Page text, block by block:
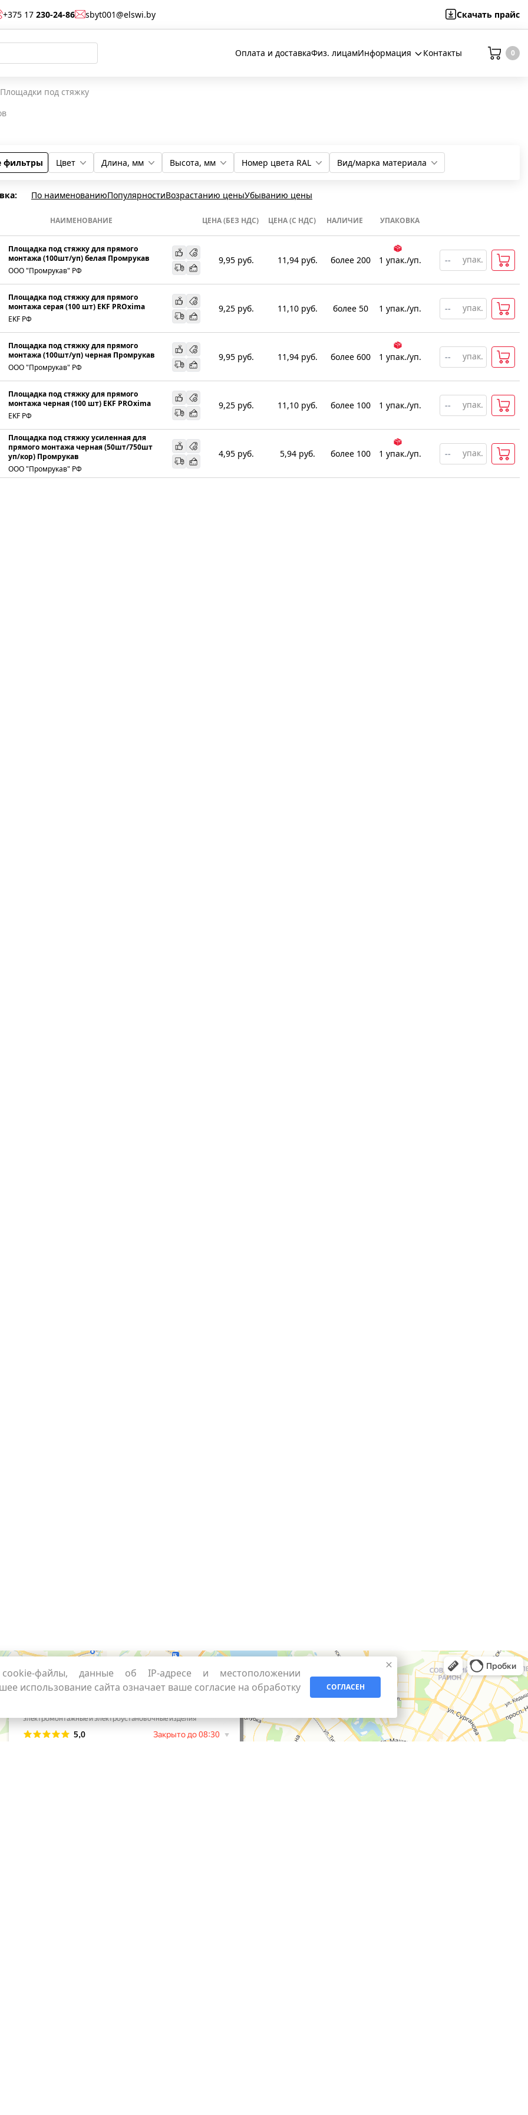
+375 17 230-24-86 sbyt001@elswi.by Скачать прайс
Оплата и доставкаФиз. лицамИнформация Контакты 0
файлы, данные об IP-адресе и местоположении
использование сайта означает ваше согласие на обработку
СОГЛАСЕН
Площадки под стяжку
фильтры
Цвет
Длина, мм
Высота, мм
Номер цвета RAL
Вид/марка материала
По наименованиюПопулярностиВозрастанию ценыУбыванию цены
НАИМЕНОВАНИЕ ЦЕНА (БЕЗ НДС) ЦЕНА (С НДС) НАЛИЧИЕ УПАКОВКА
Площадка под стяжку для прямого
монтажа (100шт/уп) белая Промрукав
ООО "Промрукав" РФ
9,95 руб. 11,94 руб. более 200 1 упак./уп. упак.
Площадка под стяжку для прямого
монтажа серая (100 шт) EKF PROxima
EKF РФ
9,25 руб. 11,10 руб. более 50 1 упак./уп. упак.
Площадка под стяжку для прямого
монтажа (100шт/уп) черная Промрукав
ООО "Промрукав" РФ
9,95 руб. 11,94 руб. более 600 1 упак./уп. упак.
Площадка под стяжку для прямого
монтажа черная (100 шт) EKF PROxima
EKF РФ
9,25 руб. 11,10 руб. более 100 1 упак./уп. упак.
Площадка под стяжку усиленная для
прямого монтажа черная (50шт/750шт
уп/кор) Промрукав
ООО "Промрукав" РФ
4,95 руб. 5,94 руб. более 100 1 упак./уп. упак.